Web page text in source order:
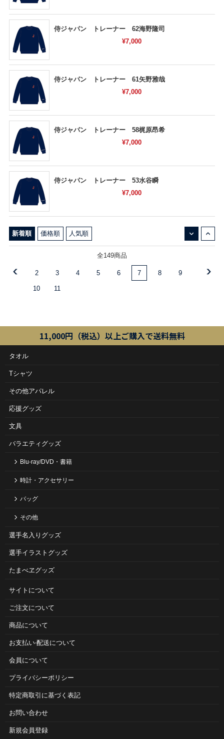
侍ジャパン トレーナー 62海野隆司
¥7,000
侍ジャパン トレーナー 61矢野雅哉
¥7,000
侍ジャパン トレーナー 58梶原昂希
¥7,000
侍ジャパン トレーナー 53水谷瞬
¥7,000
新着順 価格順 人気順
全149商品
2 3 4 5 6 7 8 9
10 11
11,000円（税込）以上ご購入で送料無料
タオル
Tシャツ
その他アパレル
応援グッズ
文具
バラエティグッズ
Blu-ray/DVD・書籍
時計・アクセサリー
バッグ
その他
選手名入りグッズ
選手イラストグッズ
たまべヱグッズ
サイトについて
ご注⽂について
商品について
お⽀払い‧配送について
会員について
プライバシーポリシー
特定商取引に基づく表記
お問い合わせ
新規会員登録